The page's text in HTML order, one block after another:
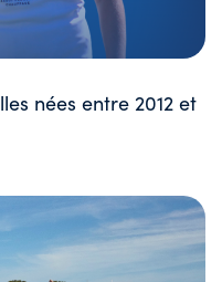
nées entre 2012 et